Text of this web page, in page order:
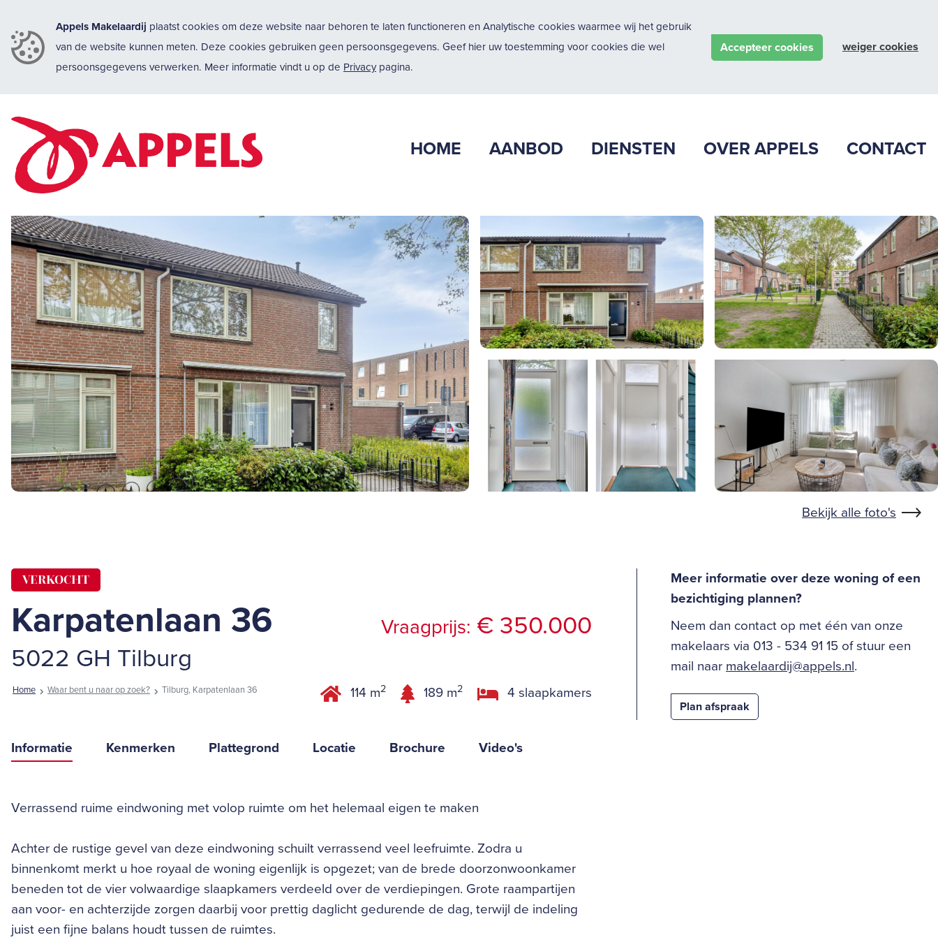
Appels Makelaardij plaatst cookies om deze website naar behoren te laten functioneren en Analytische cookies waarmee wij het gebruik
van de website kunnen meten. Deze cookies gebruiken geen persoonsgegevens. Geef hier uw toestemming voor cookies die wel
persoonsgegevens verwerken. Meer informatie vindt u op de Privacypagina.
Accepteer cookies weiger cookies
HOME AANBOD DIENSTEN OVER APPELS CONTACT
Bekijk alle foto's
VERKOCHT
Vraagprijs: € 350.000
Karpatenlaan 36
5022 GH Tilburg
Home Waar bent u naar op zoek? Tilburg, Karpatenlaan 36 114 m2 189 m2 4 slaapkamers
Informatie Kenmerken Plattegrond Locatie Brochure Video's
Verrassend ruime eindwoning met volop ruimte om het helemaal eigen te maken
Achter de rustige gevel van deze eindwoning schuilt verrassend veel leefruimte. Zodra u
binnenkomt merkt u hoe royaal de woning eigenlijk is opgezet; van de brede doorzonwoonkamer
beneden tot de vier volwaardige slaapkamers verdeeld over de verdiepingen. Grote raampartijen
aan voor- en achterzijde zorgen daarbij voor prettig daglicht gedurende de dag, terwijl de indeling
juist een fijne balans houdt tussen de ruimtes.
Meer informatie over deze woning of een
bezichtiging plannen?
Neem dan contact op met één van onze
makelaars via 013 - 534 91 15 of stuur een
mail naar makelaardij@appels.nl.
Plan afspraak